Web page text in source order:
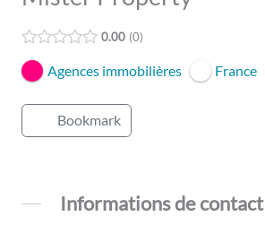
0.00 0
Agences immobilières France
Bookmark
Informations de contact